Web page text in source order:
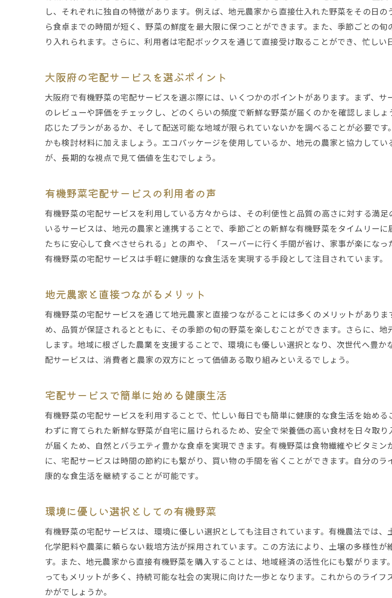
有機栽培の安全性と栄養価
大阪府で人気のある有機野菜の種類
地元で採れる野菜の特徴と魅力
健康的な食生活がもたらす効果
有機野菜がもたらす環境への影響
農家と消費者のつながりを深める取り組み
地域の活性化に貢献するプロジェクト
持続可能な社会実現に向けたステップ
時短料理に役立つ野菜の活用法
忙しい日々における食生活の見直し
有機野菜を使った簡単レシピ集
宅配を利用した栄養バランスの取れた食事
健康維持のための食事プランニング
大阪府の有機野菜宅配サービスで持続可能な社会を
環境保護に配慮した農業の推進
持続可能な農業の必要性と挑戦
有機農業が地域に与えるポジティブな影響
循環型社会を目指す地域の取り組み
未来を見据えた有機野菜の可能性
地域の農家とつながる大阪府の有機野菜宅配サービ
農家と消費者の信頼関係を築く仕組み
地域の農家を支援する理由
直接取引がもたらす利点と影響
新鮮さ際立つ！大阪府で有機野菜宅配サービスを試
有機野菜の栄養と味の違い
定期便サービスの便利さと安心感
新鮮な野菜が食卓に与える影響
利用者の満足度と口コミ
し、それぞれに独自の特徴があります。例えば、地元農家から直接仕入れた野菜をその日
ら食卓までの時間が短く、野菜の鮮度を最大限に保つことができます。また、季節ごとの
り入れられます。さらに、利用者は宅配ボックスを通じて直接受け取ることができ、忙しい
大阪府の宅配サービスを選ぶポイント
大阪府で有機野菜の宅配サービスを選ぶ際には、いくつかのポイントがあります。まず、
のレビューや評価をチェックし、どのくらいの頻度で新鮮な野菜が届くのかを確認しまし
応じたプランがあるか、そして配送可能な地域が限られていないかを調べることが必要で
かも検討材料に加えましょう。エコパッケージを使用しているか、地元の農家と協力して
が、長期的な視点で見て価値を生むでしょう。
有機野菜宅配サービスの利用者の声
有機野菜の宅配サービスを利用している方々からは、その利便性と品質の高さに対する満
いるサービスは、地元の農家と連携することで、季節ごとの新鮮な有機野菜をタイムリー
たちに安心して食べさせられる」との声や、「スーパーに行く手間が省け、家事が楽になっ
有機野菜の宅配サービスは手軽に健康的な食生活を実現する手段として注目されています。
地元農家と直接つながるメリット
有機野菜の宅配サービスを通じて地元農家と直接つながることには多くのメリットがあり
め、品質が保証されるとともに、その季節の旬の野菜を楽しむことができます。さらに、
します。地域に根ざした農業を支援することで、環境にも優しい選択となり、次世代へ豊
配サービスは、消費者と農家の双方にとって価値ある取り組みといえるでしょう。
宅配サービスで簡単に始める健康生活
有機野菜の宅配サービスを利用することで、忙しい毎日でも簡単に健康的な食生活を始め
わずに育てられた新鮮な野菜が自宅に届けられるため、安全で栄養価の高い食材を日々取
が届くため、自然とバラエティ豊かな食卓を実現できます。有機野菜は食物繊維やビタミ
に、宅配サービスは時間の節約にも繋がり、買い物の手間を省くことができます。自分の
康的な食生活を継続することが可能です。
環境に優しい選択としての有機野菜
有機野菜の宅配サービスは、環境に優しい選択としても注目されています。有機農法では、
化学肥料や農薬に頼らない栽培方法が採用されています。この方法により、土壌の多様性
す。また、地元農家から直接有機野菜を購入することは、地域経済の活性化にも繋がりま
ってもメリットが多く、持続可能な社会の実現に向けた一歩となります。これからのライ
かがでしょうか。